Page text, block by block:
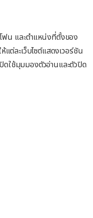
ฟน และตำแหน่งที่ตั้งของ
แต่ละเว็บไซต์แสดงเวอร์ชัน
ดใช้มุมมองตัวอ่านและตัวปิด